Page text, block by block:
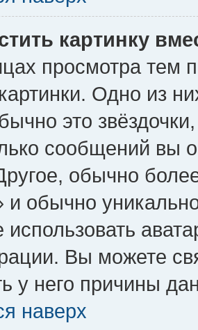
картинку
просмотра тем
Одно из
это
сообщений вы
обычно
и обычно
использовать
Вы можете
у него причины
наверх